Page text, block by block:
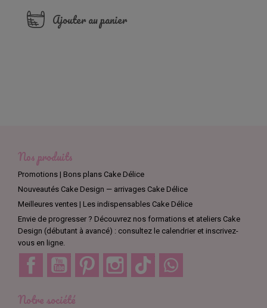
Ajouter au panier
Nos produits
Promotions | Bons plans Cake Délice
Nouveautés Cake Design — arrivages Cake Délice
Meilleures ventes | Les indispensables Cake Délice
Envie de progresser ? Découvrez nos formations et ateliers Cake
Design (débutant à avancé) : consultez le calendrier et inscrivez-
vous en ligne.
Facebook YouTube Pinterest Instagram TikTok
Notre société